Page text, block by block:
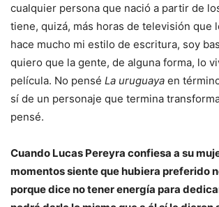
cualquier persona que nació a partir de
tiene, quizá, más horas de televisión que
hace mucho mi estilo de escritura, soy
quiero que la gente, de alguna forma, lo
película. No pensé La uruguaya en
sí de un personaje que termina
pensé.
Cuando Lucas Pereyra confiesa a su
momentos siente que hubiera preferido
porque dice no tener energía para